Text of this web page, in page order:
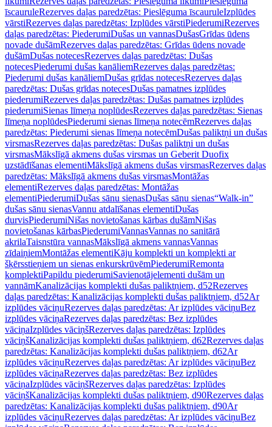
īscauruleRezerves daļas paredzētas: Pieslēguma īscauruleIzplūdes
vārstiRezerves daļas paredzētas: Izplūdes vārstiPiederumiRezerves
daļas paredzētas: PiederumiDušas un vannasDušasGrīdas ūdens
novade dušāmRezerves daļas paredzētas: Grīdas ūdens novade
dušāmDušas notecesRezerves daļas paredzētas: Dušas
notecesPiederumi dušas kanāliemRezerves daļas paredzētas:
Piederumi dušas kanāliemDušas grīdas notecesRezerves daļas
paredzētas: Dušas grīdas notecesDušas pamatnes izplūdes
piederumiRezerves daļas paredzētas: Dušas pamatnes izplūdes
piederumiSienas līmeņa noplūdesRezerves daļas paredzētas: Sienas
līmeņa noplūdesPiederumi sienas līmeņa notecēmRezerves daļas
paredzētas: Piederumi sienas līmeņa notecēmDušas paliktņi un dušas
virsmasRezerves daļas paredzētas: Dušas paliktņi un dušas
virsmasMākslīgā akmens dušas virsmas un Geberit Duofix
uzstādīšanas elementiMākslīgā akmens dušas virsmasRezerves daļas
paredzētas: Mākslīgā akmens dušas virsmasMontāžas
elementiRezerves daļas paredzētas: Montāžas
elementiPiederumiDušas sānu sienasDušas sānu sienas“Walk-in”
dušas sānu sienasVannu atdalīšanas elementiDušas
durvisPiederumiNišas novietošanas kārbas dušāmNišas
novietošanas kārbasPiederumiVannasVannas no sanitārā
akrilaTaisnstūra vannasMākslīgā akmens vannasVannas
zīdaiņiemMontāžas elementiKāju komplekti un komplekti ar
šķērsstieņiem un sienas enkurskrūvēmPiederumiRemonta
komplektiPapildu piederumiSavienotājelementi dušām un
vannāmKanalizācijas komplekti dušas paliktņiem, d52Rezerves
daļas paredzētas: Kanalizācijas komplekti dušas paliktņiem, d52Ar
izplūdes vāciņuRezerves daļas paredzētas: Ar izplūdes vāciņuBez
izplūdes vāciņaRezerves daļas paredzētas: Bez izplūdes
vāciņaIzplūdes vāciņšRezerves daļas paredzētas: Izplūdes
vāciņšKanalizācijas komplekti dušas paliktņiem, d62Rezerves daļas
paredzētas: Kanalizācijas komplekti dušas paliktņiem, d62Ar
izplūdes vāciņuRezerves daļas paredzētas: Ar izplūdes vāciņuBez
izplūdes vāciņaRezerves daļas paredzētas: Bez izplūdes
vāciņaIzplūdes vāciņšRezerves daļas paredzētas: Izplūdes
vāciņšKanalizācijas komplekti dušas paliktņiem, d90Rezerves daļas
paredzētas: Kanalizācijas komplekti dušas paliktņiem, d90Ar
izplūdes vāciņuRezerves daļas paredzētas: Ar izplūdes vāciņuBez